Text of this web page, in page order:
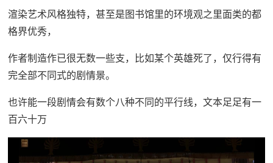
渲染艺术风格独特，甚至是图书馆里的环境观之里面类的都
格界优秀，
作者制造作已很无数一些支，比如某个英雄死了，仅行得有
完全部不同式的剧情景。
也许能一段剧情会有数个八种不同的平行线，文本足足有一
百六十万